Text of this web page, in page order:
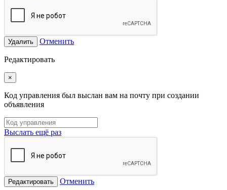
Удалить Отменить
Редактировать
×
Код управления был выслан вам на почту при создании
объявления
Выслать ещё раз
Редактировать Отменить